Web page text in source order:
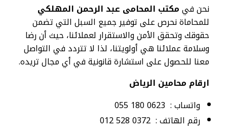
نحن فيمكتب المحامى عبد الرحمن المهلكي
للمحاماة نحرص على توفير جميع السبل التي تضمن
حقوقك وتحقق الأمن والاستقرار لعملائنا، حيث أن رضا
وسلامة عملائنا هي أولويتنا، لذا لا تتردد في التواصل
معنا للحصول على استشارة قانونية في أي مجال تريده.
ارقام محامين الرياض
واتساب : 0623 180 055
رقم الهاتف : 0372 528 012